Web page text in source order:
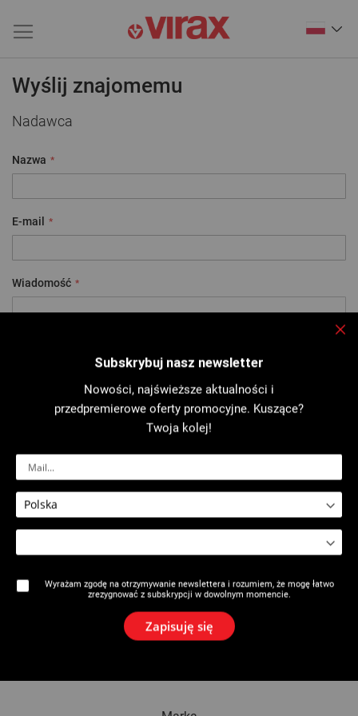
Wyślij znajomemu
Nadawca
Nazwa
E-mail
Wiadomość
E-mail
Subskrybuj nasz newsletter
Nowości, najświeższe aktualności i
przedpremierowe oferty promocyjne. Kuszące?
Twoja kolej!
Wyrażam zgodę na otrzymywanie newslettera i rozumiem, że mogę łatwo
zrezygnować z subskrypcji w dowolnym momencie.
Zapisuję się